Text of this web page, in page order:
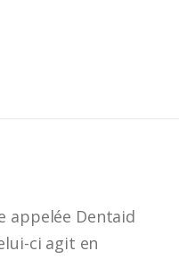
appelée Dentaid
ci agit en